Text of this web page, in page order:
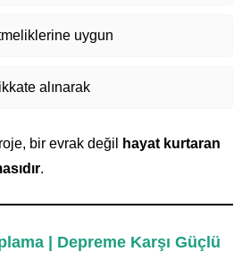
uygun
alınarak
bir evrak değil
hayat kurtaran
.
| Depreme Karşı Güçlü